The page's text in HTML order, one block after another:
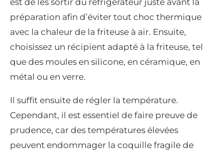
préparation afin d’éviter tout choc thermique
avec la chaleur de la friteuse à air. Ensuite,
choisissez un récipient adapté à la friteuse, tel
que des moules en silicone, en céramique, en
métal ou en verre.
Il suffit ensuite de régler la température.
Cependant, il est essentiel de faire preuve de
prudence, car des températures élevées
peuvent endommager la coquille fragile de